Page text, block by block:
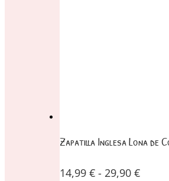
Zapatilla Inglesa Lona de
14,99 € - 29,90 €